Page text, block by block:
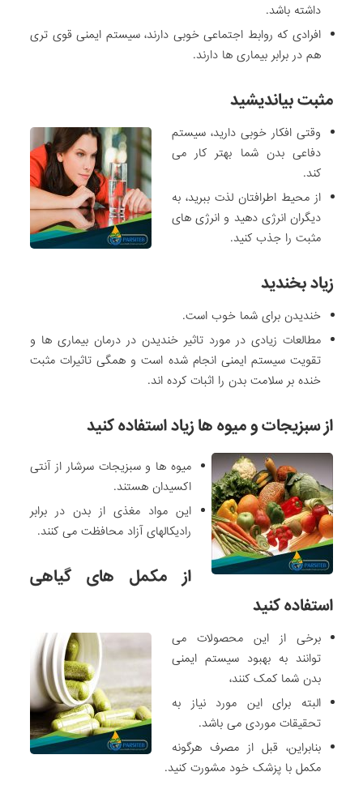
داشته باشد.
افرادی که روابط اجتماعی خوبی دارند، سیستم ایمنی قوی تری
هم در برابر بیماری ها دارند.
مثبت بیاندیشید
وقتی افکار خوبی دارید، سیستم
دفاعی بدن شما بهتر کار می
کند.
از محیط اطرافتان لذت ببرید، به
دیگران انرژی دهید و انرژی های
مثبت را جذب کنید.
زیاد بخندید
خندیدن برای شما خوب است.
مطالعات زیادی در مورد تاثیر خندیدن در درمان بیماری ها و
تقویت سیستم ایمنی انجام شده است و همگی تاثیرات مثبت
خنده بر سلامت بدن را اثبات کرده اند.
از سبزیجات و میوه ها زیاد استفاده کنید
میوه ها و سبزیجات سرشار از آنتی
اکسیدان هستند.
این مواد مغذی از بدن در برابر
رادیکالهای آزاد محافظت می کنند.
از مکمل های گیاهی
استفاده کنید
برخی از این محصولات می
توانند به بهبود سیستم ایمنی
بدن شما کمک کنند،
البته برای این مورد نیاز به
تحقیقات موردی می باشد.
بنابراین، قبل از مصرف هرگونه
مکمل با پزشک خود مشورت کنید.